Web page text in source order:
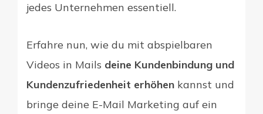
jedes Unternehmen essentiell.
Erfahre nun, wie du mit abspielbaren
Videos in Mails deine Kundenbindung und
Kundenzufriedenheit erhöhen kannst und
bringe deine E-Mail Marketing auf ein